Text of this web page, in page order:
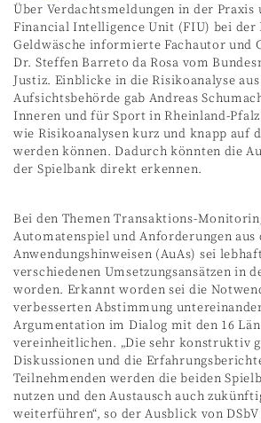
Über Verdachtsmeldungen in der
Financial Intelligence Unit (FIU) bei der
Geldwäsche informierte Fachautor und
Dr. Steffen Barreto da Rosa vom
Justiz. Einblicke in die Risikoanalyse
Aufsichtsbehörde gab Andreas
Inneren und für Sport in Rheinland-
wie Risikoanalysen kurz und knapp auf
werden können. Dadurch könnten die
der Spielbank direkt erkennen.
Bei den Themen Transaktions-
Automatenspiel und Anforderungen aus
Anwendungshinweisen (AuAs) sei
verschiedenen Umsetzungsansätzen in
worden. Erkannt worden sei die
verbesserten Abstimmung
Argumentation im Dialog mit den 16
vereinheitlichen. „Die sehr konstruktiv
Diskussionen und die
Teilnehmenden werden die beiden
nutzen und den Austausch auch
weiterführen“, so der Ausblick von